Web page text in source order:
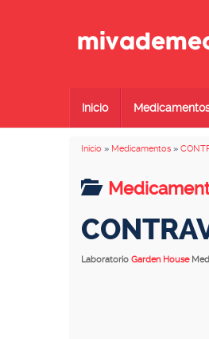
Inicio
Inicio » Medicamentos »
Laboratorio Garden House